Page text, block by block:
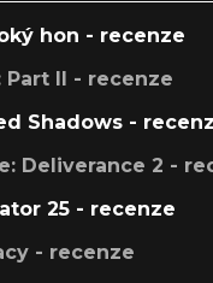
hon - recenze
Part II - recenze
Shadows -
Deliverance 2 -
25 - recenze
- recenze